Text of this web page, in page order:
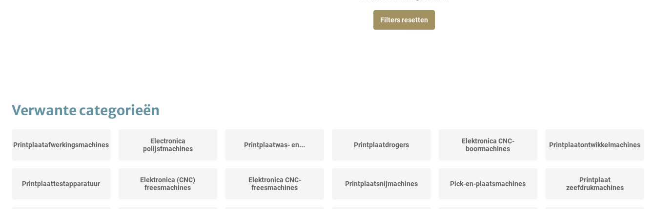
Filters resetten
Verwante categorieën
Printplaatafwerkingsmachines
Electronica
polijstmachines
Printplaatwas- en... Printplaatdrogers
Elektronica CNC-
boormachines
Printplaatontwikkelmachines
Printplaattestapparatuur
Elektronica (CNC)
freesmachines
Elektronica CNC-
freesmachines
Printplaatsnijmachines Pick-en-plaatsmachines
Printplaat
zeefdrukmachines